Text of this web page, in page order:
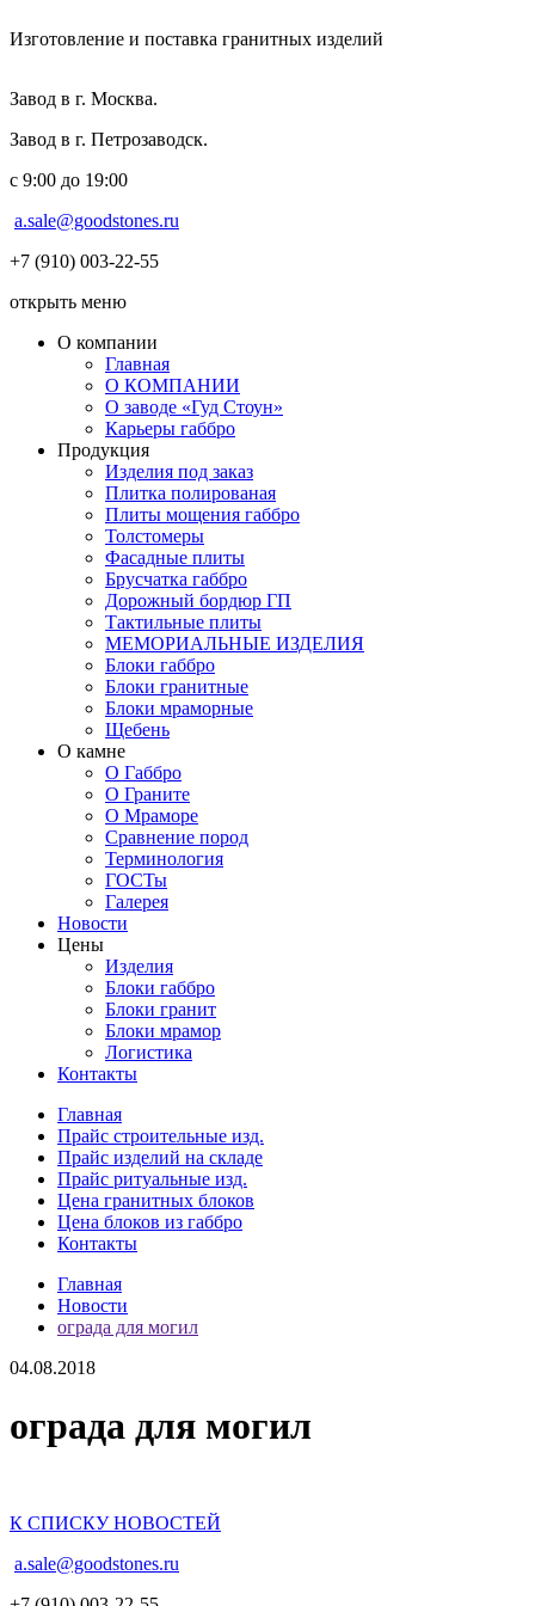
Изготовление и поставка гранитных изделий
Завод в г. Москва.
Завод в г. Петрозаводск.
с 9:00 до 19:00
a.sale@goodstones.ru
+7 (910) 003-22-55
открыть меню
О компании
Главная
О КОМПАНИИ
О заводе «Гуд Стоун»
Карьеры габбро
Продукция
Изделия под заказ
Плитка полированая
Плиты мощения габбро
Толстомеры
Фасадные плиты
Брусчатка габбро
Дорожный бордюр ГП
Тактильные плиты
МЕМОРИАЛЬНЫЕ ИЗДЕЛИЯ
Блоки габбро
Блоки гранитные
Блоки мраморные
Щебень
О камне
О Габбро
О Граните
О Мраморе
Сравнение пород
Терминология
ГОСТы
Галерея
Новости
Цены
Изделия
Блоки габбро
Блоки гранит
Блоки мрамор
Логистика
Контакты
Главная
Прайс строительные изд.
Прайс изделий на складе
Прайс ритуальные изд.
Цена гранитных блоков
Цена блоков из габбро
Контакты
Главная
Новости
ограда для могил
04.08.2018
ограда для могил
К СПИСКУ НОВОСТЕЙ
a.sale@goodstones.ru